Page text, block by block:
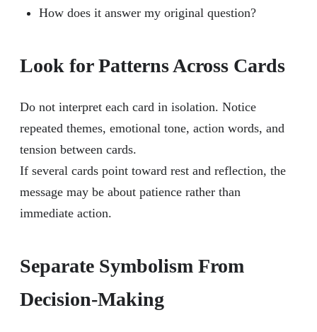
How does it answer my original question?
Look for Patterns Across Cards
Do not interpret each card in isolation. Notice
repeated themes, emotional tone, action words, and
tension between cards.
If several cards point toward rest and reflection, the
message may be about patience rather than
immediate action.
Separate Symbolism From
Decision-Making